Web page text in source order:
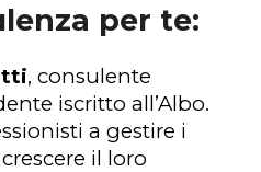
per te:
, consulente
iscritto all’Albo.
a gestire i
il loro